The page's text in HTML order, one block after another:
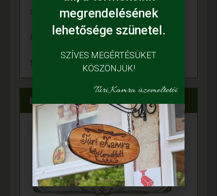
Örömünnep a Fehér tanyán
Felgyulladt a fény Murányi Éva tanyáján
Napelem került az Adamcsik tanyára
Elérhetőségeink
megrendelésének
lehetősége szünetel.
SZÍVES MEGÉRTÉSÜKET
KÖSZÖNJÜK!
Túri Kamra üzemeltetői